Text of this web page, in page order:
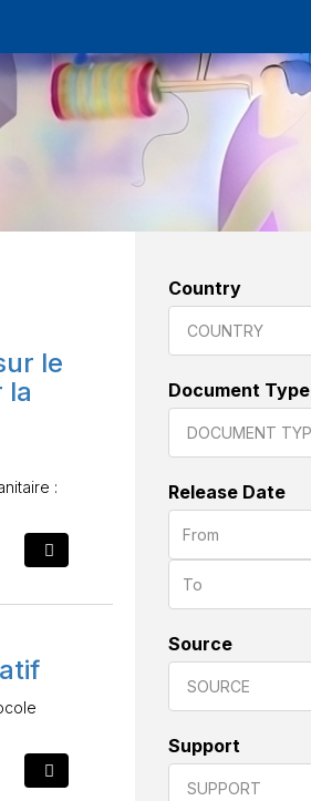
le
la
:
Country
Document Type
Release Date
Source
Support